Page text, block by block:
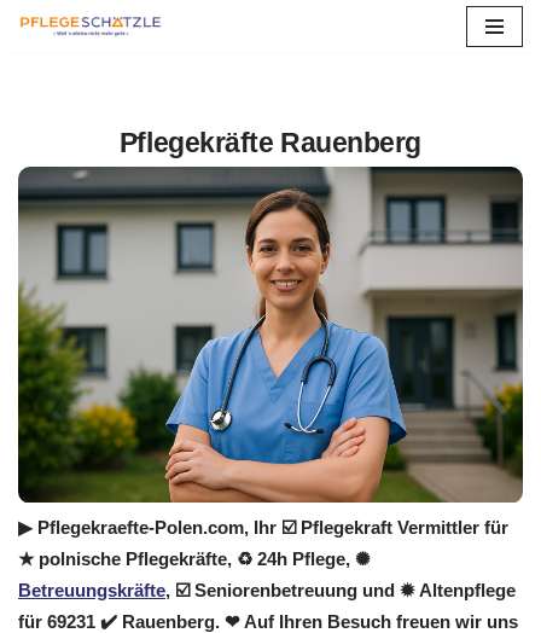
Pflegekräfte Rauenberg
▶︎ Pflegekraefte-Polen.com, Ihr ☑️ Pflegekraft Vermittler für
★ polnische Pflegekräfte, ♻ 24h Pflege, ✺
Betreuungskräfte, ☑️ Seniorenbetreuung und ✹ Altenpflege
für 69231 ✔️ Rauenberg. ❤ Auf Ihren Besuch freuen wir uns